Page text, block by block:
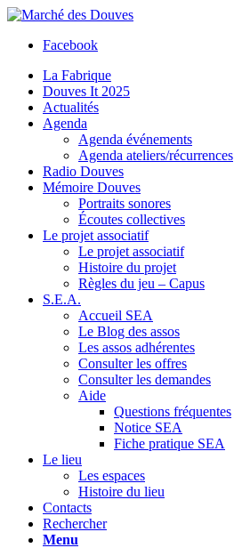
Facebook
La Fabrique
Douves It 2025
Actualités
Agenda
Agenda événements
Agenda ateliers/récurrences
Radio Douves
Mémoire Douves
Portraits sonores
Écoutes collectives
Le projet associatif
Le projet associatif
Histoire du projet
Règles du jeu – Capus
S.E.A.
Accueil SEA
Le Blog des assos
Les assos adhérentes
Consulter les offres
Consulter les demandes
Aide
Questions fréquentes
Notice SEA
Fiche pratique SEA
Le lieu
Les espaces
Histoire du lieu
Contacts
Rechercher
Menu